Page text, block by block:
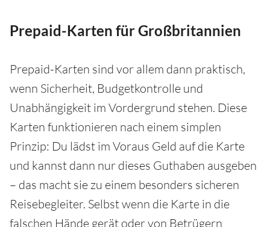
Prepaid-Karten für Großbritannien
Prepaid-Karten sind vor allem dann praktisch,
wenn Sicherheit, Budgetkontrolle und
Unabhängigkeit im Vordergrund stehen. Diese
Karten funktionieren nach einem simplen
Prinzip: Du lädst im Voraus Geld auf die Karte
und kannst dann nur dieses Guthaben ausgeben
– das macht sie zu einem besonders sicheren
Reisebegleiter. Selbst wenn die Karte in die
falschen Hände gerät oder von Betrügern